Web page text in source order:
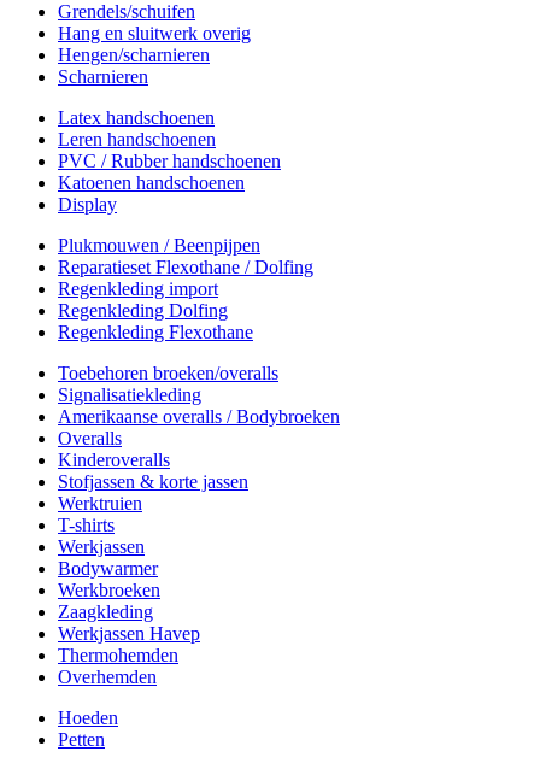
Grendels/schuifen
Hang en sluitwerk overig
Hengen/scharnieren
Scharnieren
Latex handschoenen
Leren handschoenen
PVC / Rubber handschoenen
Katoenen handschoenen
Display
Plukmouwen / Beenpijpen
Reparatieset Flexothane / Dolfing
Regenkleding import
Regenkleding Dolfing
Regenkleding Flexothane
Toebehoren broeken/overalls
Signalisatiekleding
Amerikaanse overalls / Bodybroeken
Overalls
Kinderoveralls
Stofjassen & korte jassen
Werktruien
T-shirts
Werkjassen
Bodywarmer
Werkbroeken
Zaagkleding
Werkjassen Havep
Thermohemden
Overhemden
Hoeden
Petten